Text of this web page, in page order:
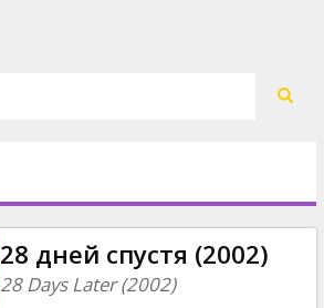
28 дней спустя (2002)
28 Days Later (2002)